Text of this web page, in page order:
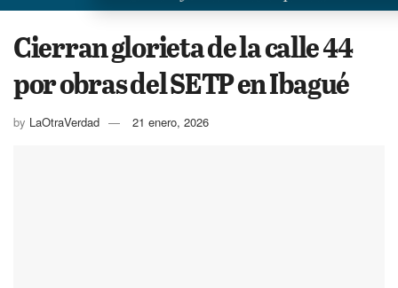
Cierran glorieta de la calle 44
por obras del SETP en Ibagué
by LaOtraVerdad 21 enero, 2026